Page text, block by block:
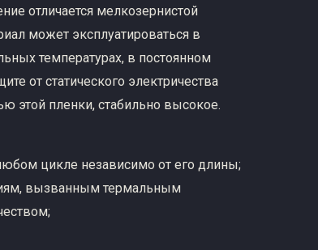
отличается мелкозернистой
может эксплуатироваться в
температурах, в постоянном
от статического электричества
этой пленки, стабильно высокое.
цикле независимо от его длины;
вызванным термальным